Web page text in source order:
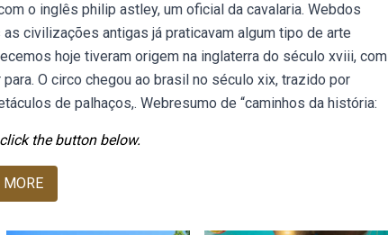
o inglês philip astley, um oficial da cavalaria. Webdos
civilizações antigas já praticavam algum tipo de arte
hoje tiveram origem na inglaterra do século xviii, com
O circo chegou ao brasil no século xix, trazido por
de palhaços,. Webresumo de “caminhos da história:
the button below.
MORE